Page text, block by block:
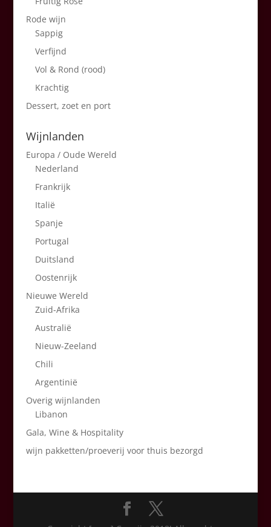
Rode wijn
Sappig
Verfijnd
Vol & Rond (rood)
Krachtig
Dessert, zoet en port
Wijnlanden
Europa / Oude Wereld
Nederland
Frankrijk
Italië
Spanje
Portugal
Duitsland
Oostenrijk
Nieuwe Wereld
Zuid-Afrika
Australië
Nieuw-Zeeland
Chili
Argentinië
Overig wijnlanden
Libanon
Gala, Wine & Hospitality
wijn pakketten/proeverij voor thuis bezorgd